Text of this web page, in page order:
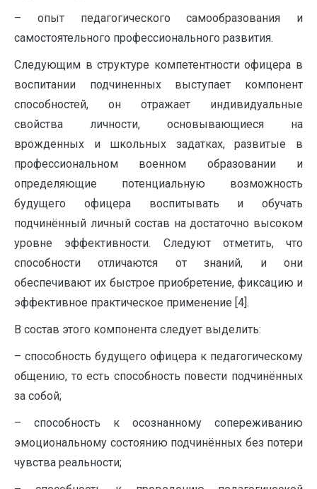
– опыт педагогического самообразования и
самостоятельного профессионального развития.
Следующим в структуре компетентности офицера в
воспитании подчиненных выступает компонент
способностей, он отражает индивидуальные
свойства личности, основывающиеся на
врожденных и школьных задатках, развитые в
профессиональном военном образовании и
определяющие потенциальную возможность
будущего офицера воспитывать и обучать
подчинённый личный состав на достаточно высоком
уровне эффективности. Следуют отметить, что
способности отличаются от знаний, и они
обеспечивают их быстрое приобретение, фиксацию и
эффективное практическое применение [4].
В состав этого компонента следует выделить:
– способность будущего офицера к педагогическому
общению, то есть способность повести подчинённых
за собой;
– способность к осознанному сопереживанию
эмоциональному состоянию подчинённых без потери
чувства реальности;